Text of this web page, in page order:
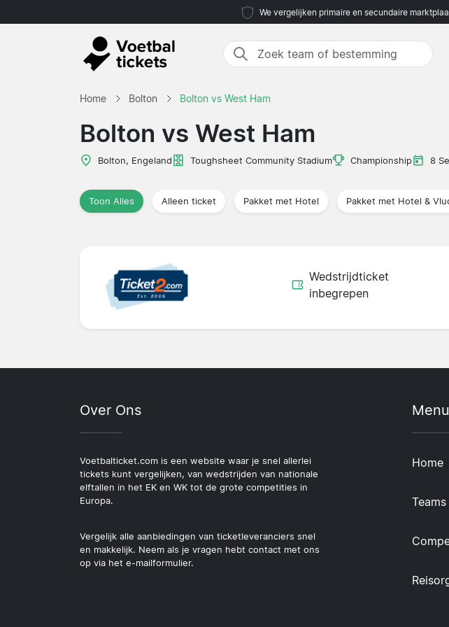
We vergelijken primaire en secundaire
Home Bolton Bolton vs West Ham
Bolton vs West Ham
Bolton, Engeland Toughsheet Community Stadium Championship 8
Toon Alles Alleen ticket Pakket met Hotel Pakket met Hotel &
Wedstrijdticket
inbegrepen
Over Ons
Voetbalticket.com is een website waar je snel allerlei
tickets kunt vergelijken, van wedstrijden van nationale
elftallen in het EK en WK tot de grote competities in
Europa.
Vergelijk alle aanbiedingen van ticketleveranciers snel
en makkelijk. Neem als je vragen hebt contact met ons
op via het e-mailformulier.
Menu
Home
Teams